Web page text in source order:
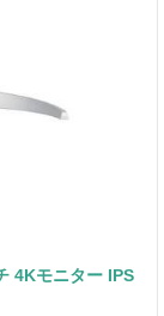
4Kモニター IPS